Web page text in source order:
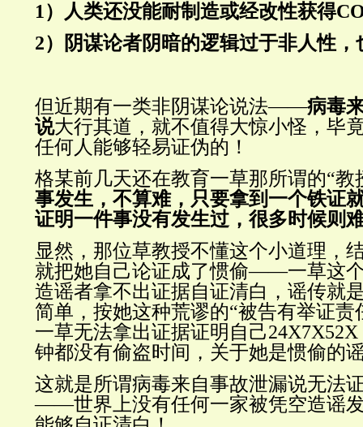
1）人类还没能耐制造或经改性获得
2）阴谋论者阴暗的逻辑过于非人性，
但近期有一类非阴谋论说法——病毒
说大行其道，就不值得大惊小怪，毕
任何人能够轻易证伪的！
格某前几天还在教育一草那所谓的“教
事发生，不算难，只要拿到一个铁证
证明一件事没有发生过，很多时候则
显然，那位草教授不懂这个小道理，
就把她自己论证成了惯偷——一草这
造谣者拿不出证据自证清白，谣传就
简单，按她这种荒谬的“被告有举证责
一草无法拿出证据证明自己
钟都没有偷盗时间，关于她是惯偷的
这就是所谓病毒来自事故泄漏说无法
——世界上没有任何一家被凭空造谣